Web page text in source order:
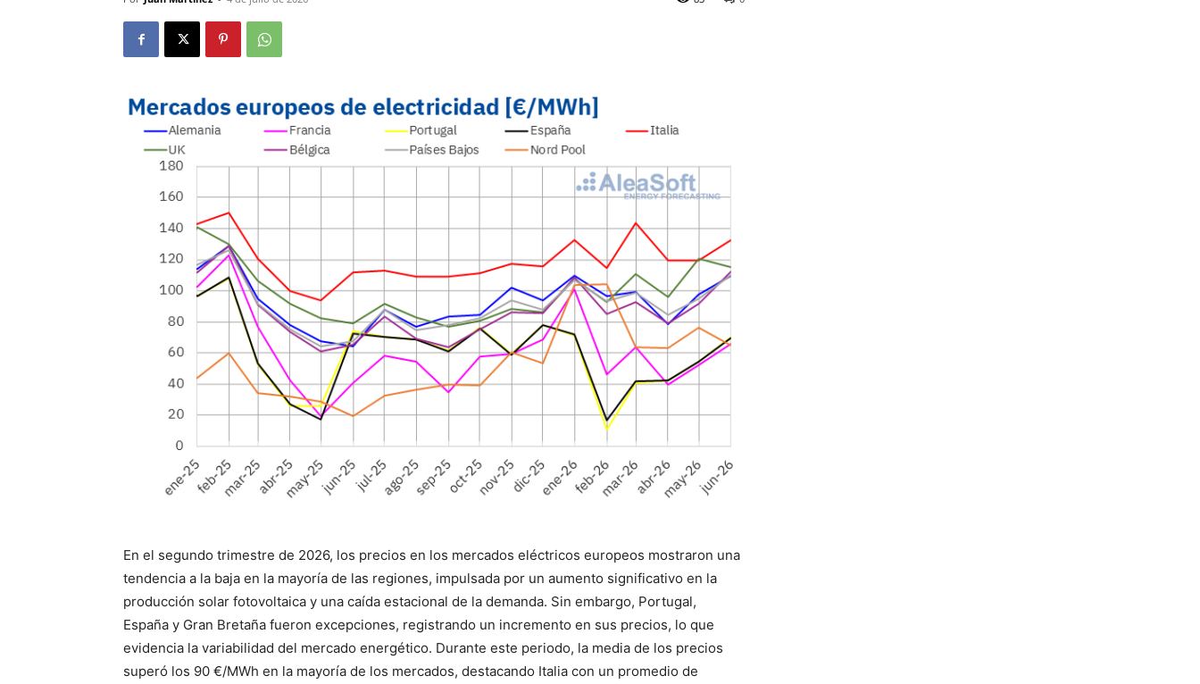
En el segundo trimestre de 2026, los precios en los mercados eléctricos europeos mostraron una
tendencia a la baja en la mayoría de las regiones, impulsada por un aumento significativo en la
producción solar fotovoltaica y una caída estacional de la demanda. Sin embargo, Portugal,
España y Gran Bretaña fueron excepciones, registrando un incremento en sus precios, lo que
evidencia la variabilidad del mercado energético. Durante este periodo, la media de los precios
superó los 90 €/MWh en la mayoría de los mercados, destacando Italia con un promedio de